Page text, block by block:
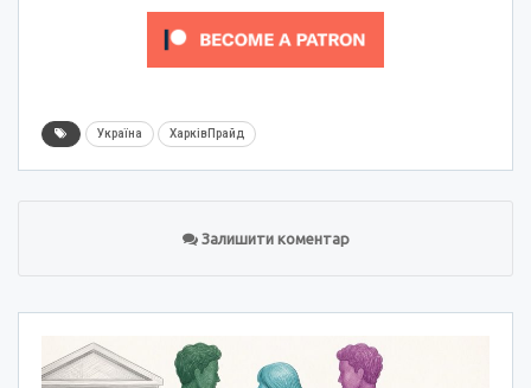
Україна ХарківПрайд
Залишити коментар